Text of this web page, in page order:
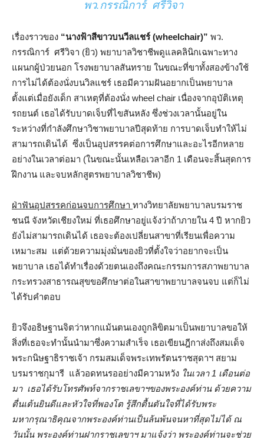
พว.กรรณิการ์ ศรีวิจา
เรื่องราวของ “นางฟ้าสีขาวบนวีลแชร์ (wheelchair)” พว.
กรรณิการ์ ศรีวิจา (ยิว) พยาบาลวิชาชีพดูแลคลินิกเฉพาะทาง
แผนกผู้ป่วยนอก โรงพยาบาลสันทราย ในขณะที่ขาทั้งสองข้างใช้
การไม่ได้ต้องนั่งบนวิลแชร์ เธอมีความฝันอยากเป็นพยาบาล
ตั้งแต่เมื่อยังเด็ก สาเหตุที่ต้องนั่ง wheel chair เนื่องจากอุบัติเหตุ
รถยนต์ เธอได้รับบาดเจ็บที่ไขสันหลัง ซึ่งช่วงเวลานั้นอยู่ใน
ระหว่างที่กำลังศึกษาวิชาพยาบาลปีสุดท้าย การบาดเจ็บทำให้ไม่
สามารถเดินได้ ซึ่งเป็นอุปสรรคต่อการศึกษาและอะไรอีกหลาย
อย่างในเวลาต่อมา (ในขณะนั้นเหลือเวลาอีก 1 เดือนจะสิ้นสุดการ
ฝึกงาน และจบหลักสูตรพยาบาลวิชาชีพ)
ฝ่าฟันอุปสรรคก่อนจบการศึกษา ทางวิทยาลัยพยาบาลบรมราช
ชนนี จังหวัดเชียงใหม่ ที่เธอศึกษาอยู่แจ้งว่าถ้าภายใน 4 ปี หากยิว
ยังไม่สามารถเดินได้ เธอจะต้องเปลี่ยนสาขาที่เรียนเพื่อความ
เหมาะสม แต่ด้วยความมุ่งมั่นของยิวที่ตั้งใจว่าอยากจะเป็น
พยาบาล เธอได้ทำเรื่องด้วยตนเองถึงคณะกรรมการสภาพยาบาล
กระทรวงสาธารณสุขขอศึกษาต่อในสาขาพยาบาลจนจบ แต่ก็ไม่
ได้รับคำตอบ
ยิวจึงอธิษฐานจิตว่าหากแม้นตนเองถูกลิขิตมาเป็นพยาบาลขอให้
สิ่งที่เธอจะทำนั้นนำมาซึ่งความสำเร็จ เธอเขียนฎีกาส่งถึงสมเด็จ
พระกนิษฐาธิราชเจ้า กรมสมเด็จพระเทพรัตนราชสุดาฯ สยาม
บรมราชกุมารี แล้วอดทนรออย่างมีความหวัง ในเวลา 1 เดือนต่อ
มา เธอได้รับโทรศัพท์จากราชเลขาฯของพระองค์ท่าน ด้วยความ
ตื่นเต้นยินดีและหัวใจที่พองโต รู้สึกตื้นตันใจที่ได้รับพระ
มหากรุณาธิคุณจากพระองค์ท่านเป็นล้นพ้นจนหาที่สุดไม่ได้ ณ
วันนั้น พระองค์ท่านฝากราชเลขาฯ มาแจ้งว่า พระองค์ท่านจะช่วย